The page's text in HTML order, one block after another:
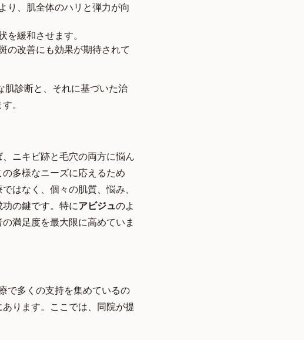
り、肌全体のハリと弾力が向
緩和させます。
の改善にも効果が期待されて
肌診断と、それに基づいた治
。
ニキビ跡と毛穴の両方に悩ん
多様なニーズに応えるため
はなく、個々の肌質、悩み、
の鍵です。特にアビジュのよ
満足度を最大限に高めていま
で多くの支持を集めているの
ります。ここでは、同院が提